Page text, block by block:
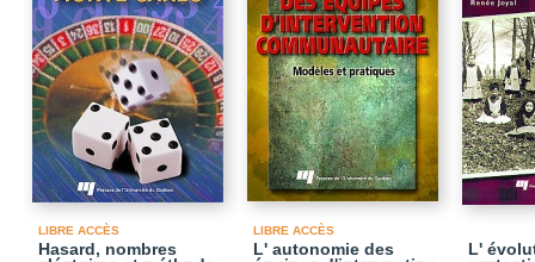
LIBRE ACCÈS
Hasard, nombres
LIBRE ACCÈS
L' autonomie des
L'